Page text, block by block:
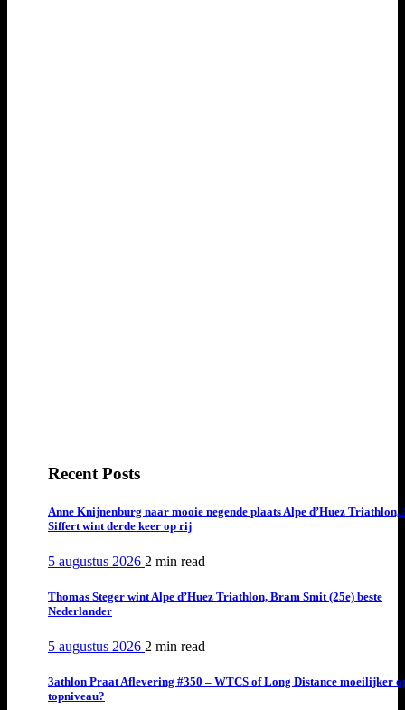
Recent Posts
Anne Knijnenburg naar mooie negende plaats Alpe d’Huez Triathlon,
Siffert wint derde keer op rij
5 augustus 2026 2 min read
Thomas Steger wint Alpe d’Huez Triathlon, Bram Smit (25e) beste
Nederlander
5 augustus 2026 2 min read
3athlon Praat Aflevering #350 – WTCS of Long Distance moeilijker
topniveau?